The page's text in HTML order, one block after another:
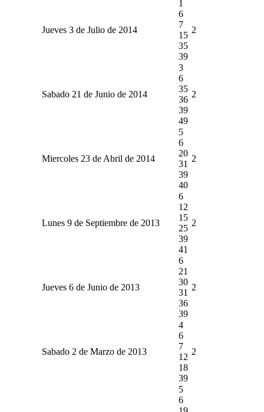
Jueves 3 de Julio de 2014
1
6
7
15
35
39
2
Sabado 21 de Junio de 2014
3
6
35
36
39
49
2
Miercoles 23 de Abril de 2014
5
6
20
31
39
40
2
Lunes 9 de Septiembre de 2013
6
12
15
25
39
41
2
Jueves 6 de Junio de 2013
6
21
30
31
36
39
2
Sabado 2 de Marzo de 2013
4
6
7
12
18
39
2
5
6